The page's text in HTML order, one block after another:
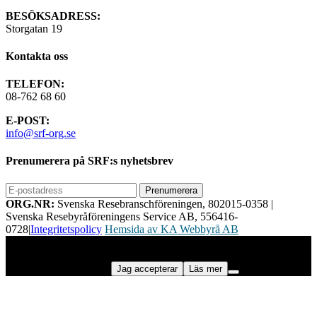
BESÖKSADRESS:
Storgatan 19
Kontakta oss
TELEFON:
08-762 68 60
E-POST:
info@srf-org.se
Prenumerera på SRF:s nyhetsbrev
ORG.NR: Svenska Resebranschföreningen, 802015-0358 |
Svenska Resebyråföreningens Service AB, 556416-
0728|Integritetspolicy Hemsida av KA Webbyrå AB
Jag accepterar Läs mer